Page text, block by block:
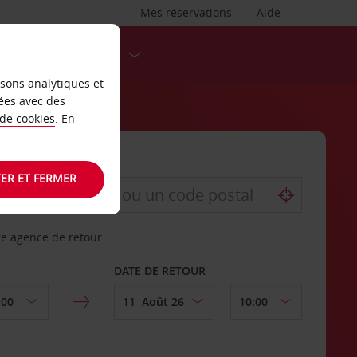
Aide
Mes réservations
agence de retour
DATE DE RETOUR
analytiques et
avec des
cookies. En
ET FERMER